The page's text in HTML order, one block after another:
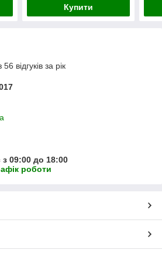
Купити
відгуків за рік
09:00 до 18:00
роботи